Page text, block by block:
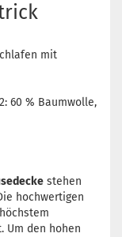
mit
60 % Baumwolle,
stehen
hochwertigen
Um den hohen